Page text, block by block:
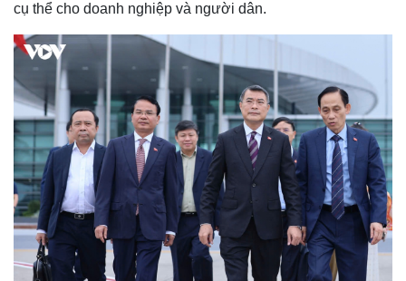
Kinh tế
Bất động sản
Khởi nghiệp
Thị trường
Giá vàng
Tiêu dùng
Tỷ giá
Chứng khoán
Giá cà phê
cụ thể cho doanh nghiệp và người dân.